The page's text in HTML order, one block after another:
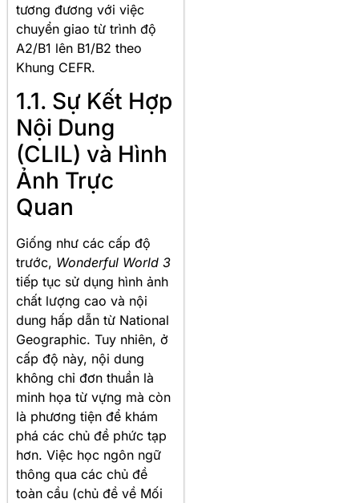
tương đương với việc
chuyển giao từ trình độ
A2/B1 lên B1/B2 theo
Khung CEFR.
1.1. Sự Kết Hợp
Nội Dung
(CLIL) và Hình
Ảnh Trực
Quan
Giống như các cấp độ
trước, Wonderful World 3
tiếp tục sử dụng hình ảnh
chất lượng cao và nội
dung hấp dẫn từ National
Geographic. Tuy nhiên, ở
cấp độ này, nội dung
không chỉ đơn thuần là
minh họa từ vựng mà còn
là phương tiện để khám
phá các chủ đề phức tạp
hơn. Việc học ngôn ngữ
thông qua các chủ đề
toàn cầu (chủ đề về Mối